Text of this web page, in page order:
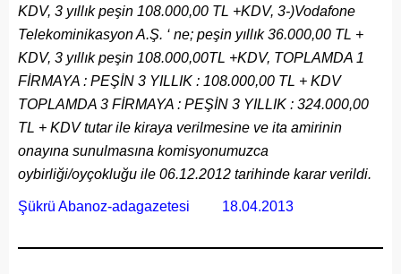
KDV, 3 yıllık peşin 108.000,00 TL +KDV, 3-)Vodafone
Telekominikasyon A.Ş. ‘ ne; peşin yıllık 36.000,00 TL +
KDV, 3 yıllık peşin 108.000,00TL +KDV, TOPLAMDA 1
FİRMAYA : PEŞİN 3 YILLIK : 108.000,00 TL + KDV
TOPLAMDA 3 FİRMAYA : PEŞİN 3 YILLIK : 324.000,00
TL + KDV tutar ile kiraya verilmesine ve ita amirinin
onayına sunulmasına komisyonumuzca
oybirliği/oyçokluğu ile 06.12.2012 tarihinde karar verildi.
Şükrü Abanoz-adagazetesi 18.04.2013